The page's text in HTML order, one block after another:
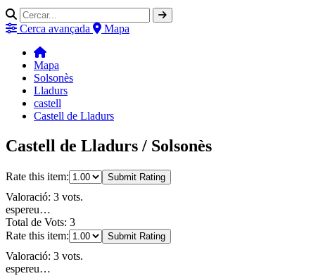
Cerca avançada Mapa
Mapa
Solsonès
Lladurs
castell
Castell de Lladurs
Castell de Lladurs / Solsonès
Rate this item: Submit Rating
Valoració: 3 vots.
espereu…
Total de Vots: 3
Rate this item:
Submit Rating
Valoració: 3 vots.
espereu…